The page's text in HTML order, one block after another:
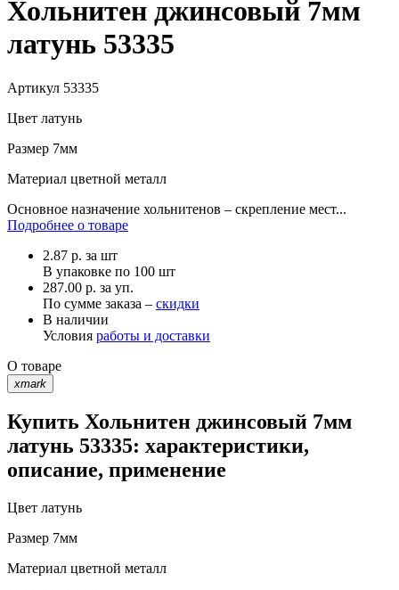
Хольнитен джинсовый 7мм
латунь 53335
Артикул 53335
Цвет латунь
Размер 7мм
Материал цветной металл
Основное назначение хольнитенов – скрепление мест...
Подробнее о товаре
2.87 р. за шт
В упаковке по 100 шт
287.00 р. за уп.
По сумме заказа – скидки
В наличии
Условия работы и доставки
О товаре
xmark
Купить Хольнитен джинсовый 7мм
латунь 53335: характеристики,
описание, применение
Цвет латунь
Размер 7мм
Материал цветной металл